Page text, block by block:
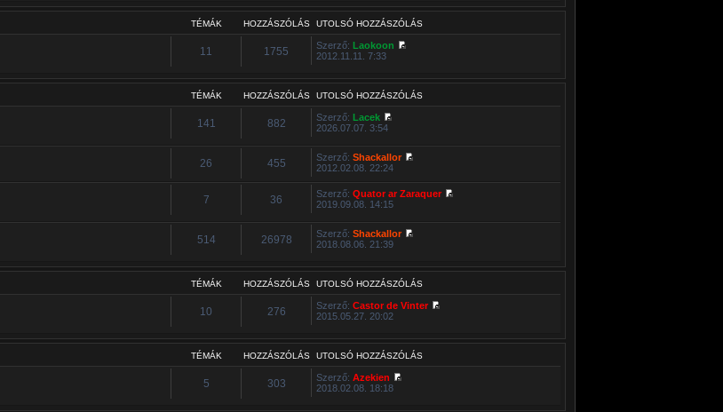
TÉMÁK HOZZÁSZÓLÁS UTOLSÓ HOZZÁSZÓLÁS
11 1755 Szerző:Laokoon
2012.11.11. 7:33
TÉMÁK HOZZÁSZÓLÁS UTOLSÓ HOZZÁSZÓLÁS
141 882 Szerző:Lacek
2026.07.07. 3:54
26 455 Szerző:Shackallor
2012.02.08. 22:24
7 36 Szerző:Quator ar Zaraquer
2019.09.08. 14:15
514 26978 Szerző:Shackallor
2018.08.06. 21:39
TÉMÁK HOZZÁSZÓLÁS UTOLSÓ HOZZÁSZÓLÁS
10 276 Szerző:Castor de Vinter
2015.05.27. 20:02
TÉMÁK HOZZÁSZÓLÁS UTOLSÓ HOZZÁSZÓLÁS
5 303 Szerző:Azekien
2018.02.08. 18:18